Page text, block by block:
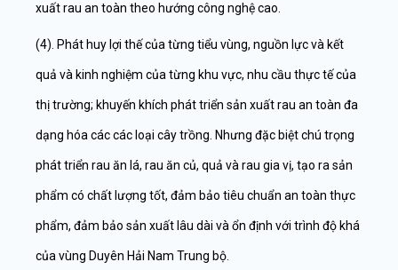
xuất rau an toàn theo hướng công nghệ cao.
(4). Phát huy lợi thế của từng tiểu vùng, nguồn lực và kết
quả và kinh nghiệm của từng khu vực, nhu cầu thực tế của
thị trường; khuyến khích phát triển sản xuất rau an toàn đa
dạng hóa các các loại cây trồng. Nhưng đặc biệt chú trọng
phát triển rau ăn lá, rau ăn củ, quả và rau gia vị, tạo ra sản
phẩm có chất lượng tốt, đảm bảo tiêu chuẩn an toàn thực
phẩm, đảm bảo sản xuất lâu dài và ổn định với trình độ khá
của vùng Duyên Hải Nam Trung bộ.